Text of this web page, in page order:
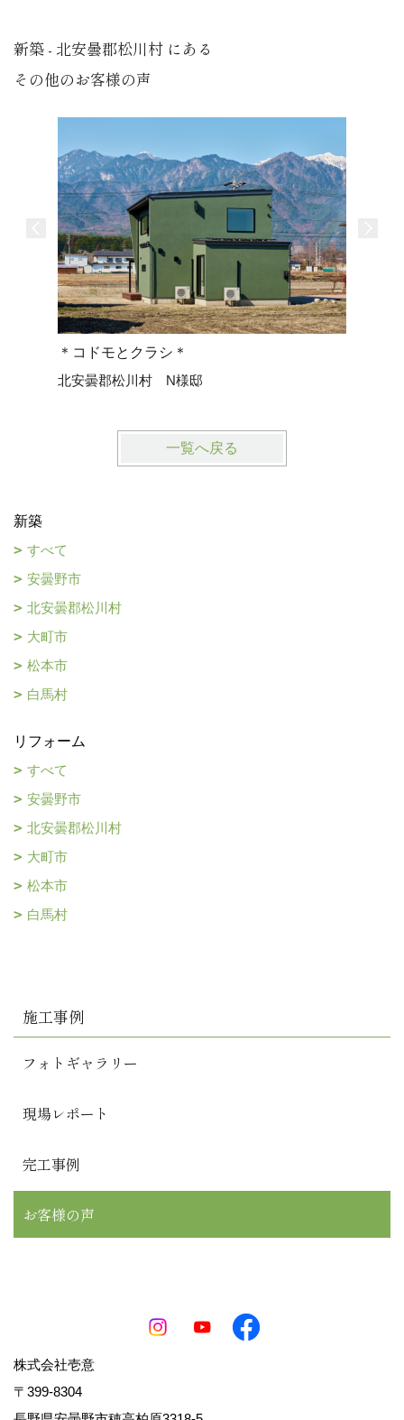
新築 - 北安曇郡松川村 にある
その他のお客様の声
＊コドモとクラシ＊
北安曇郡松川村 N様邸
一覧へ戻る
新築
すべて
安曇野市
北安曇郡松川村
大町市
松本市
白馬村
リフォーム
すべて
安曇野市
北安曇郡松川村
大町市
松本市
白馬村
施工事例
フォトギャラリー
現場レポート
完工事例
お客様の声
株式会社壱意
〒399-8304